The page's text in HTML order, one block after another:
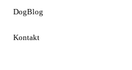
DogBlog
Kontakt